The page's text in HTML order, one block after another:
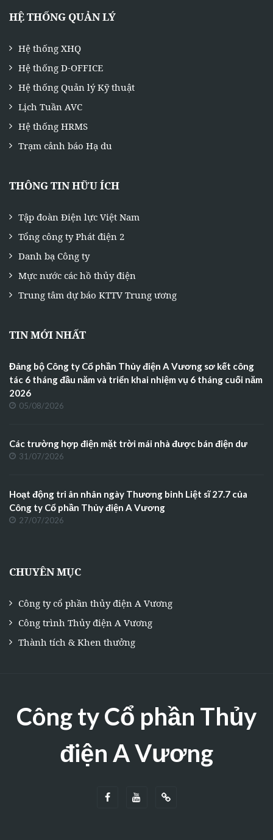
HỆ THỐNG QUẢN LÝ
Hệ thống XHQ
Hệ thống D-OFFICE
Hệ thống Quản lý Kỹ thuật
Lịch Tuần AVC
Hệ thống HRMS
Trạm cảnh báo Hạ du
THÔNG TIN HỮU ÍCH
Tập đoàn Điện lực Việt Nam
Tổng công ty Phát điện 2
Danh bạ Công ty
Mực nước các hồ thủy điện
Trung tâm dự báo KTTV Trung ương
TIN MỚI NHẤT
Đảng bộ Công ty Cổ phần Thủy điện A Vương sơ kết công
tác 6 tháng đầu năm và triển khai nhiệm vụ 6 tháng cuối năm
2026
05/08/2026
Các trường hợp điện mặt trời mái nhà được bán điện dư
31/07/2026
Hoạt động tri ân nhân ngày Thương binh Liệt sĩ 27.7 của
Công ty Cổ phần Thủy điện A Vương
27/07/2026
CHUYÊN MỤC
Công ty cổ phần thủy điện A Vương
Công trình Thủy điện A Vương
Thành tích & Khen thưởng
Công ty Cổ phần Thủy
điện A Vương